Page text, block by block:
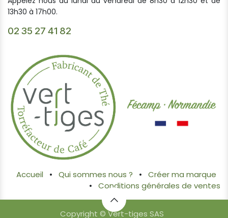
13h30 à 17h00.
02 35 27 41 82
Accueil • Qui sommes nous ? •
Créer ma marque
•
Conditions générales de ventes
Copyright © Vert-tiges SAS